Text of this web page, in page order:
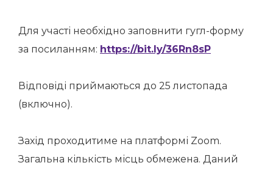
Для участі необхідно заповнити гугл-форму
за посиланням: https://bit.ly/36Rn8sP
Відповіді приймаються до 25 листопада
(включно).
Захід проходитиме на платформі Zoom.
Загальна кількість місць обмежена. Даний